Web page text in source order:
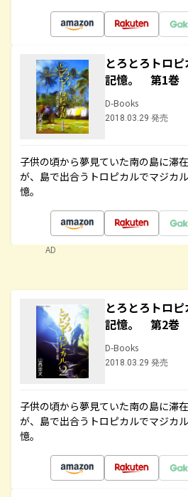
とろとろトロ
記憶。 第1巻
D-Books
2018.03.29 発売
子供の頃から夢見ていた南の島に滞
が、島で出合うトロピカルでマジカ
憶。
AD
とろとろトロ
記憶。 第2巻
D-Books
2018.03.29 発売
子供の頃から夢見ていた南の島に滞
が、島で出合うトロピカルでマジカ
憶。